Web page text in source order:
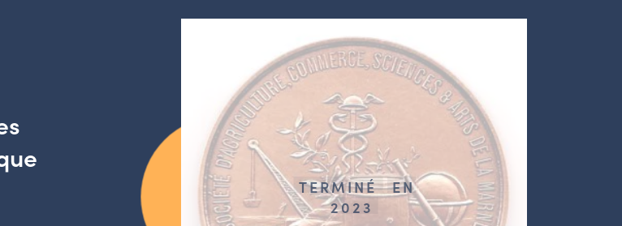
TERMINÉ
EN
2023